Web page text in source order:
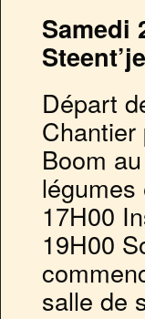
Samedi
Départ
Chantier
Boom
17H00
19H00
salle de